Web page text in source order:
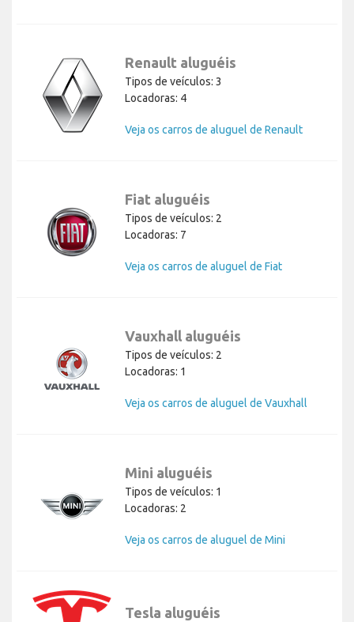
Renault aluguéis
Tipos de veículos: 3
Locadoras: 4
Veja os carros de aluguel de Renault
Fiat aluguéis
Tipos de veículos: 2
Locadoras: 7
Veja os carros de aluguel de Fiat
Vauxhall aluguéis
Tipos de veículos: 2
Locadoras: 1
Veja os carros de aluguel de Vauxhall
Mini aluguéis
Tipos de veículos: 1
Locadoras: 2
Veja os carros de aluguel de Mini
Tesla aluguéis